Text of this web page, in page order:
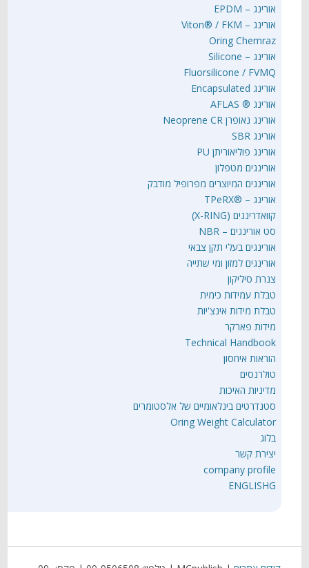
אורינג – EPDM
אורינג – Viton® / FKM
Oring Chemraz
אורינג – Silicone
Fluorsilicone / FVMQ
אורינג Encapsulated
אורינג ® AFLAS
אורינג נאופרן Neoprene CR
אורינג SBR
אורינג פוליאוריתן PU
אורינגים מטפלון
אורינגים המיוצרים מפרופיל מודבק
אורינג – ®TPeRX
קוואדרינגים (X-RING)
סט אורינגים – NBR
אורינגים בעלי תקן צבאי
אורינגים למזון ומי שתייה
צנרת סיליקון
טבלת עמידות כימית
טבלת מידות אינצ'יות
מידות פארקר
Technical Handbook
הוראות איחסון
טולרנסים
מדיניות האיכות
סטנדרטים בינלאומיים של אלסטומרים
Oring Weight Calculator
בלוג
יצירת קשר
company profile
ENGLISHG